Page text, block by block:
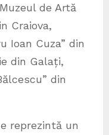
de Artă
Craiova,
Ioan Cuza” din
din Galați,
din
reprezintă un